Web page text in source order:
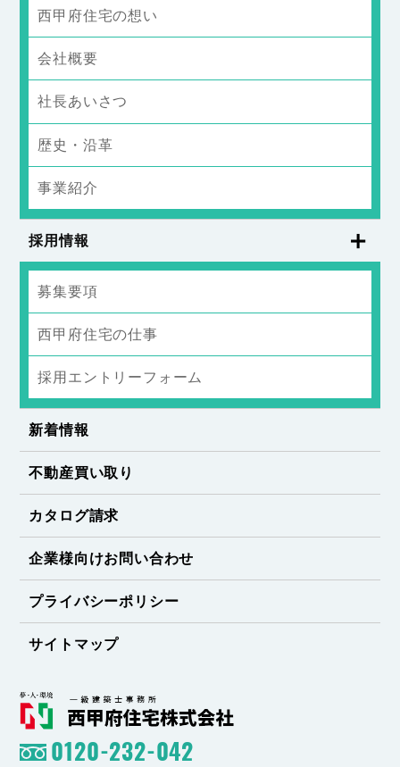
西甲府住宅の想い
会社概要
社長あいさつ
歴史・沿革
事業紹介
採用情報
募集要項
西甲府住宅の仕事
採用エントリーフォーム
新着情報
不動産買い取り
カタログ請求
企業様向けお問い合わせ
プライバシーポリシー
サイトマップ
0120-232-042